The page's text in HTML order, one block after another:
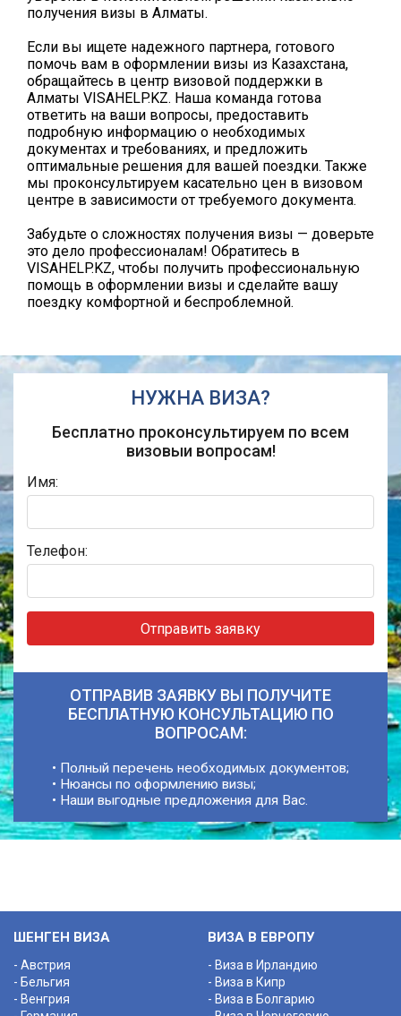
получения визы в Алматы.
Если вы ищете надежного партнера, готового
помочь вам в оформлении визы из Казахстана,
обращайтесь в центр визовой поддержки в
Алматы VISAHELP.KZ. Наша команда готова
ответить на ваши вопросы, предоставить
подробную информацию о необходимых
документах и требованиях, и предложить
оптимальные решения для вашей поездки. Также
мы проконсультируем касательно цен в визовом
центре в зависимости от требуемого документа.
Забудьте о сложностях получения визы — доверьте
это дело профессионалам! Обратитесь в
VISAHELP.KZ, чтобы получить профессиональную
помощь в оформлении визы и сделайте вашу
поездку комфортной и беспроблемной.
НУЖНА ВИЗА?
Бесплатно проконсультируем по всем
визовыи вопросам!
Имя:
Телефон:
Отправить заявку
ОТПРАВИВ ЗАЯВКУ ВЫ ПОЛУЧИТЕ
БЕСПЛАТНУЮ КОНСУЛЬТАЦИЮ ПО
ВОПРОСАМ:
• Полный перечень необходимых документов;
• Нюансы по оформлению визы;
• Наши выгодные предложения для Вас.
ШЕНГЕН ВИЗА
- Австрия
- Бельгия
- Венгрия
ВИЗА В ЕВРОПУ
- Виза в Ирландию
- Виза в Кипр
- Виза в Болгарию